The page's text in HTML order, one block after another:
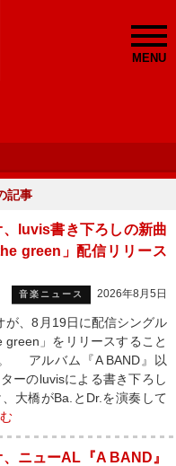
MENU
記事
、luvis書き下ろしの新曲
green」配信リリース
音楽ニュース 2026年8月5日
、8月19日に配信シングル
green」をリリースすること
アルバム『A BAND』以
ーのluvisによる書き下ろし
大橋がBa.とDr.を演奏して
ニューAL『A BAND』